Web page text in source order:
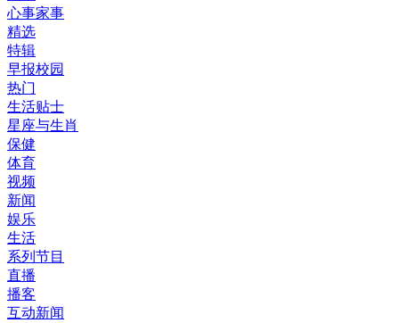
心事家事
精选
特辑
早报校园
热门
生活贴士
星座与生肖
保健
体育
视频
新闻
娱乐
生活
系列节目
直播
播客
互动新闻